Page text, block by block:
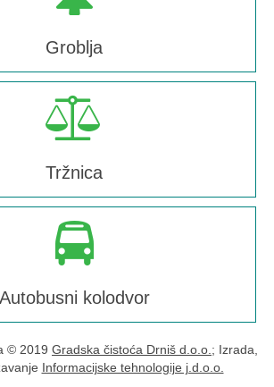
Groblja
Tržnica
Autobusni kolodvor
© 2019 Gradska čistoća Drniš d.o.o. ; Izrada,
Informacijske tehnologije j.d.o.o.